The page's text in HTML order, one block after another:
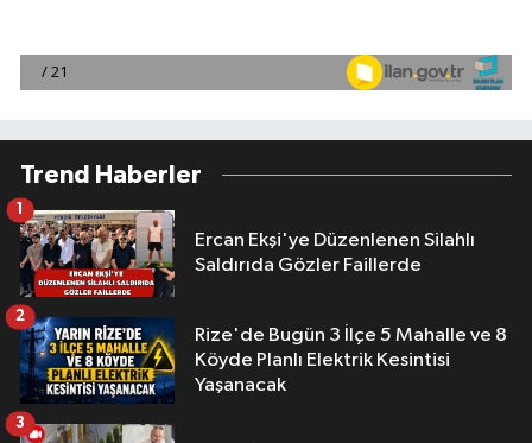
Trend Haberler
Ercan Ekşi'ye Düzenlenen Silahlı
Saldırıda Gözler Faillerde
1
Rize'de Bugün 3 İlçe 5 Mahalle ve 8
Köyde Planlı Elektrik Kesintisi
Yaşanacak
2
3